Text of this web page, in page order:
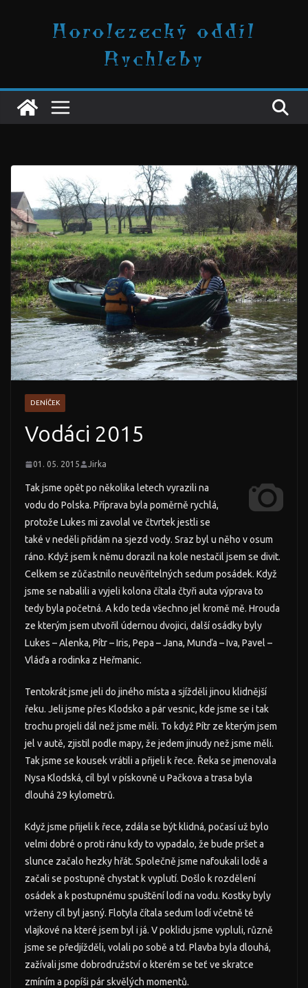
Horolezecký oddíl
Rychleby
DENÍČEK
Vodáci 2015
01. 05. 2015 Jirka
Tak jsme opět po několika letech vyrazili na
vodu do Polska. Příprava byla poměrně rychlá,
protože Lukes mi zavolal ve čtvrtek jestli se
také v neděli přidám na sjezd vody. Sraz byl u něho v osum
ráno. Když jsem k němu dorazil na kole nestačil jsem se divit.
Celkem se zůčastnilo neuvěřitelných sedum posádek. Když
jsme se nabalili a vyjeli kolona čítala čtyři auta výprava to
tedy byla početná. A kdo teda všechno jel kromě mě. Hrouda
ze kterým jsem utvořil údernou dvojici, další osádky byly
Lukes – Alenka, Pítr – Iris, Pepa – Jana, Munďa – Iva, Pavel –
Vláďa a rodinka z Heřmanic.
Tentokrát jsme jeli do jiného místa a sjížděli jinou klidnější
řeku. Jeli jsme přes Klodsko a pár vesnic, kde jsme se i tak
trochu projeli dál než jsme měli. To když Pítr ze kterým jsem
jel v autě, zjistil podle mapy, že jedem jinudy než jsme měli.
Tak jsme se kousek vrátili a přijeli k řece. Řeka se jmenovala
Nysa Klodská, cíl byl v pískovně u Pačkova a trasa byla
dlouhá 29 kylometrů.
Když jsme přijeli k řece, zdála se být klidná, počasí už bylo
velmi dobré o proti ránu kdy to vypadalo, že bude pršet a
slunce začalo hezky hřát. Společně jsme nafoukali lodě a
začali se postupně chystat k vyplutí. Došlo k rozdělení
osádek a k postupnému spuštění lodí na vodu. Kostky byly
vrženy cíl byl jasný. Flotyla čítala sedum lodí včetně té
vlajkové na které jsem byl i já. V poklidu jsme vypluli, různě
jsme se předjížděli, volali po sobě a td. Plavba byla dlouhá,
zažívali jsme dobrodružství o kterém se teť ve skratce
zmíním a popíši pár skvělých momentů.